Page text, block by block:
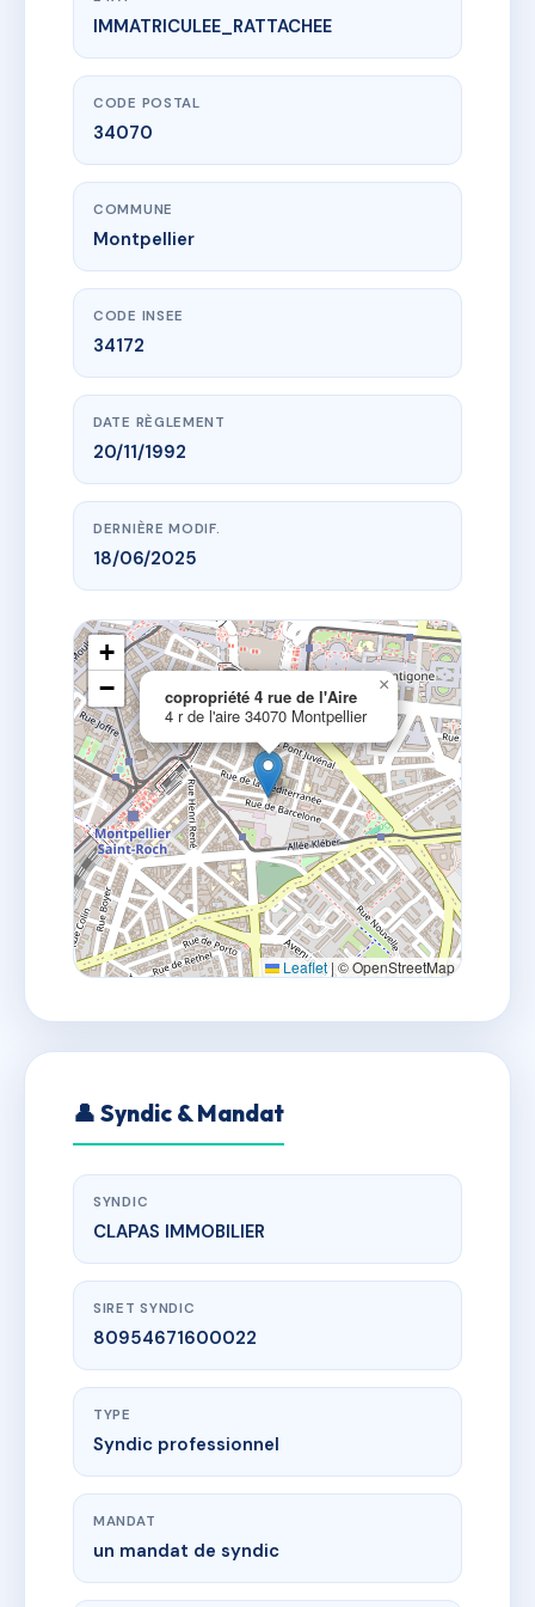
www.vme.plus/AG8717159
copropriété 4 rue de l'Aire
4 r de l'aire34070 Montpellier
IMMATRICULEE_RATTACHEE
CODE POSTAL
34070
COMMUNE
Montpellier
CODE INSEE
34172
DATE RÈGLEMENT
20/11/1992
DERNIÈRE MODIF.
18/06/2025
copropriété 4 rue de l'Aire
4 r de l'aire 34070 Montpellier
×
+
−
Leaflet | © OpenStreetMap
👤 Syndic & Mandat
SYNDIC
CLAPAS IMMOBILIER
SIRET SYNDIC
80954671600022
TYPE
Syndic professionnel
MANDAT
un mandat de syndic